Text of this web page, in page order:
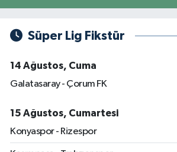
Süper Lig Fikstür
14 Ağustos, Cuma
Galatasaray - Çorum FK
15 Ağustos, Cumartesi
Konyaspor - Rizespor